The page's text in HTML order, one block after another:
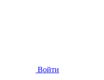
Войти